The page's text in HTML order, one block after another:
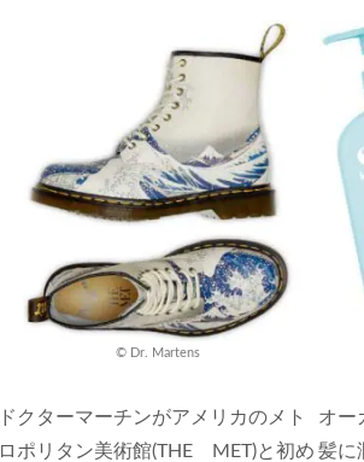
© Dr. Martens
ドクターマーチンがアメリカのメト
ロポリタン美術館(THE MET)と初め
オー
髪に